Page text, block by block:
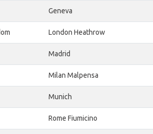
Geneva
London Heathrow
Madrid
Milan Malpensa
Munich
Rome Fiumicino